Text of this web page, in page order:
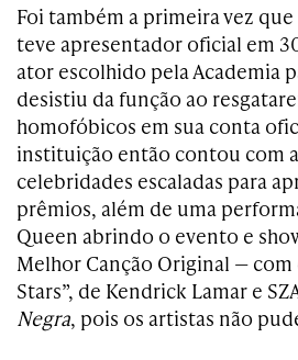
Foi também a primeira vez
teve apresentador oficial em
ator escolhido pela Academia
desistiu da função ao
homofóbicos em sua conta
instituição então contou com
celebridades escaladas para
prêmios, além de uma
Queen abrindo o evento e
Melhor Canção Original — com
Stars”, de Kendrick Lamar e
Negra, pois os artistas não